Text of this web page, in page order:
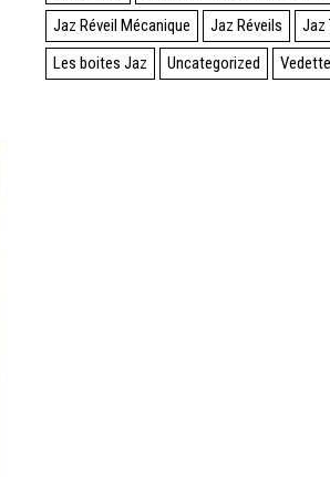
Jaz Réveil Mécanique
Jaz Réveils
Jaz
Les boites Jaz
Uncategorized